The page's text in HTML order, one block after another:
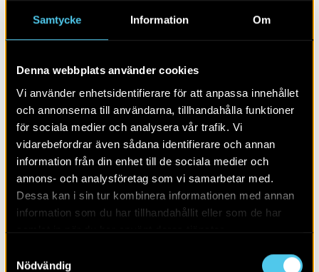
Samtycke Information Om
Denna webbplats använder cookies
Vi använder enhetsidentifierare för att anpassa innehållet
och annonserna till användarna, tillhandahålla funktioner
för sociala medier och analysera vår trafik. Vi
vidarebefordrar även sådana identifierare och annan
information från din enhet till de sociala medier och
annons- och analysföretag som vi samarbetar med.
Dessa kan i sin tur kombinera informationen med annan
information som du har tillhandahållit eller som de har
Nödvändig
RAPPORT 2017:70
Krapperups trädgård